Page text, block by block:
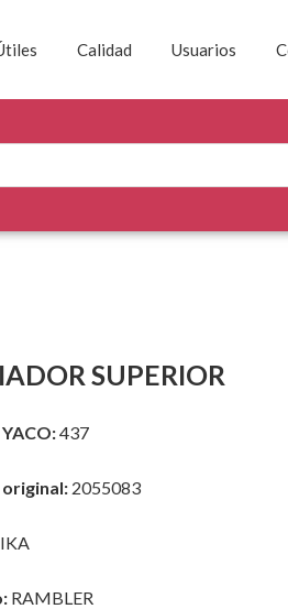
Calidad Usuarios
SUPERIOR
437
2055083
RAMBLER